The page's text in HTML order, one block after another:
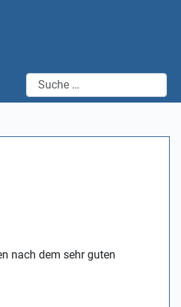
Suchen
nach dem sehr guten